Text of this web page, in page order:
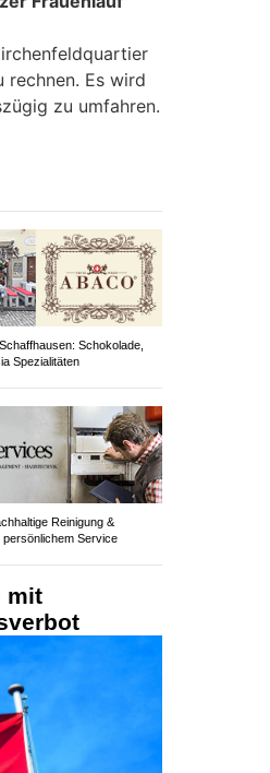
rechnen. Es wird
zu umfahren.
Schokolade,
Spezialitäten
Reinigung &
Service
mit